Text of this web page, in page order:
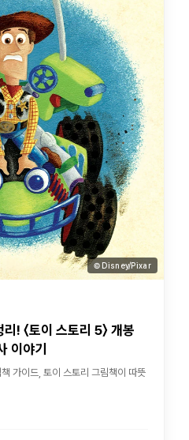
© Disney/Pixar
! 〈토이 스토리 5〉 개봉
이야기
가이드, 토이 스토리 그림책이 따뜻